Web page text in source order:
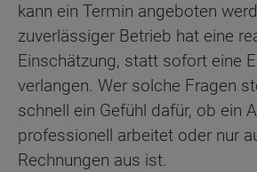
kann ein Termin angeboten
zuverlässiger Betrieb hat eine
Einschätzung, statt sofort eine
verlangen. Wer solche Fragen
schnell ein Gefühl dafür, ob ein
professionell arbeitet oder nur
Rechnungen aus ist.